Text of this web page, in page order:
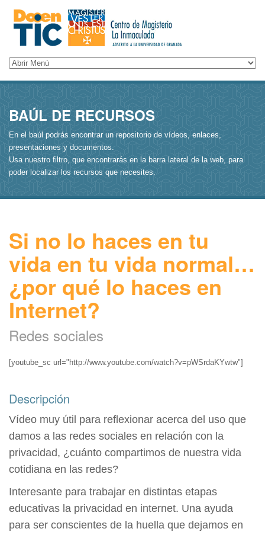
BAÚL DE RECURSOS
En el baúl podrás encontrar un repositorio de vídeos, enlaces,
presentaciones y documentos.
Usa nuestro filtro, que encontrarás en la barra lateral de la web, para
poder localizar los recursos que necesites.
Si no lo haces en tu
vida en tu vida normal…
¿por qué lo haces en
Internet?
Redes sociales
[youtube_sc url="http://www.youtube.com/watch?v=pWSrdaKYwtw"]
Descripción
Vídeo muy útil para reflexionar acerca del uso que
damos a las redes sociales en relación con la
privacidad, ¿cuánto compartimos de nuestra vida
cotidiana en las redes?
Interesante para trabajar en distintas etapas
educativas la privacidad en internet. Una ayuda
para ser conscientes de la huella que dejamos en